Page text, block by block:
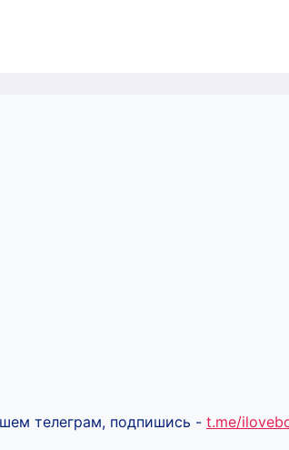
телеграм, подпишись - t.me/